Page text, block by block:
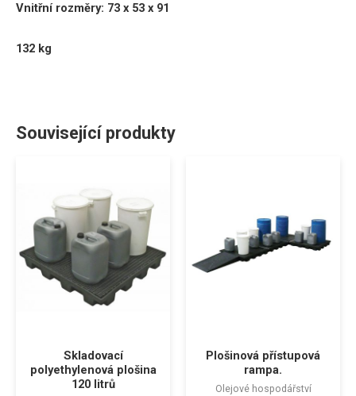
Vnitřní rozměry: 73 x 53 x 91
132 kg
Související produkty
Skladovací
polyethylenová plošina
120 litrů
Plošinová přístupová
rampa.
Olejové hospodářství